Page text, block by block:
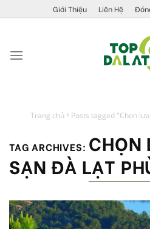
to
Giới Thiệu Liên Hệ
Trang chủ Posts tagged "Chọn
TAG ARCHIVES: CHỌN
SẠN ĐÀ LẠT